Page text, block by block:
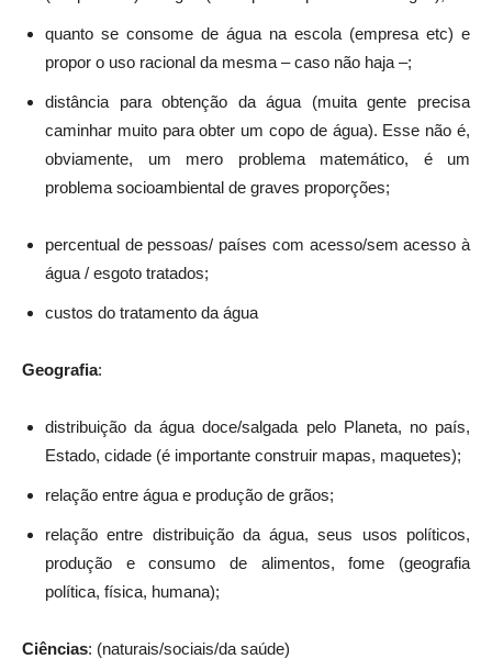
quanto se consome de água na escola (empresa etc) e
propor o uso racional da mesma – caso não haja –;
distância para obtenção da água (muita gente precisa
caminhar muito para obter um copo de água). Esse não é,
obviamente, um mero problema matemático, é um
problema socioambiental de graves proporções;
percentual de pessoas/ países com acesso/sem acesso à
água / esgoto tratados;
custos do tratamento da água
Geografia:
distribuição da água doce/salgada pelo Planeta, no país,
Estado, cidade (é importante construir mapas, maquetes);
relação entre água e produção de grãos;
relação entre distribuição da água, seus usos políticos,
produção e consumo de alimentos, fome (geografia
política, física, humana);
Ciências: (naturais/sociais/da saúde)